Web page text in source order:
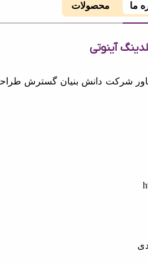
دانش بنیان گسترش طراحان